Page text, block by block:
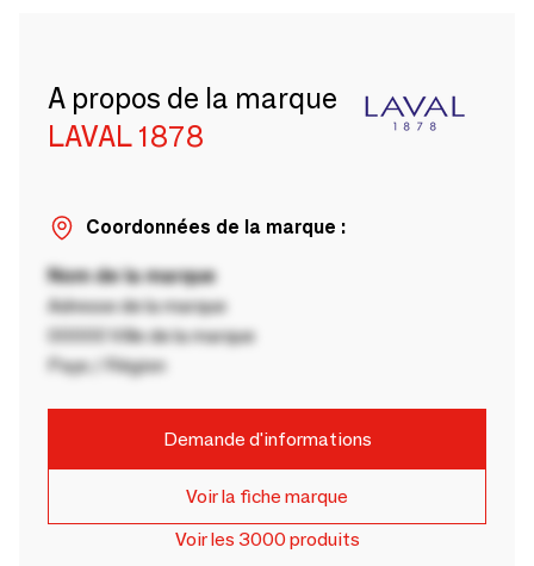
A propos de la marque
LAVAL 1878
Coordonnées de la marque :
Nom de la marque
Adresse de la marque
00000 Ville de la marque
Pays / Région
Demande d'informations
Voir la fiche marque
Voir les 3000 produits